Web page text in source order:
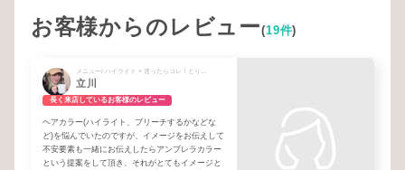
お客様からのレビュー(19件)
立川
長く来店しているお客様のレビュー
ヘアカラー(ハイライト、ブリーチするかなどな
ど)を悩んでいたのですが、イメージをお伝えして
不安要素も一緒にお伝えしたらアンブレラカラー
という提案をして頂き、それがとてもイメージと